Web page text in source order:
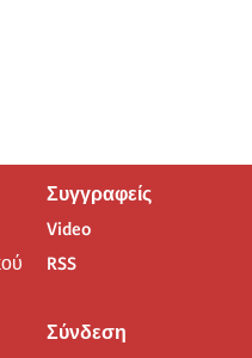
Συγγραφείς
Video
RSS
Σύνδεση